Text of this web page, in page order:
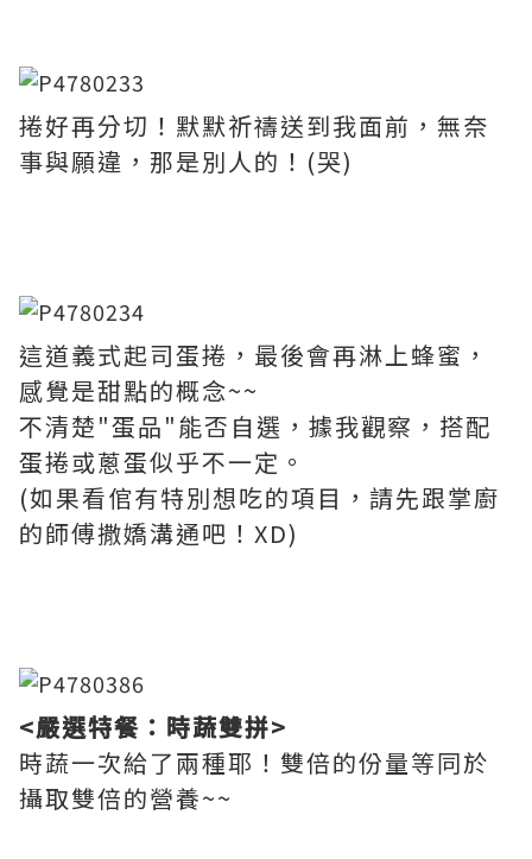
捲好再分切！默默祈禱送到我面前，無奈
事與願違，那是別人的！(哭)
這道義式起司蛋捲，最後會再淋上蜂蜜，
感覺是甜點的概念~~
不清楚"蛋品"能否自選，據我觀察，搭配
蛋捲或蔥蛋似乎不一定。
(如果看倌有特別想吃的項目，請先跟掌廚
的師傅撒嬌溝通吧！XD)
<嚴選特餐：時蔬雙拼>
時蔬一次給了兩種耶！雙倍的份量等同於
攝取雙倍的營養~~